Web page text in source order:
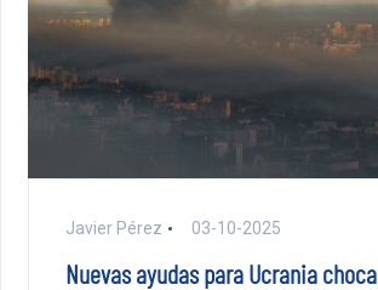
Javier Pérez 03-10-2025
Nuevas ayudas para Ucrania